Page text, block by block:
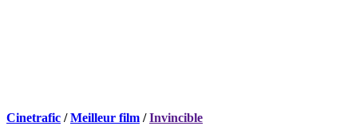
Cinetrafic /Meilleur film /Invincible